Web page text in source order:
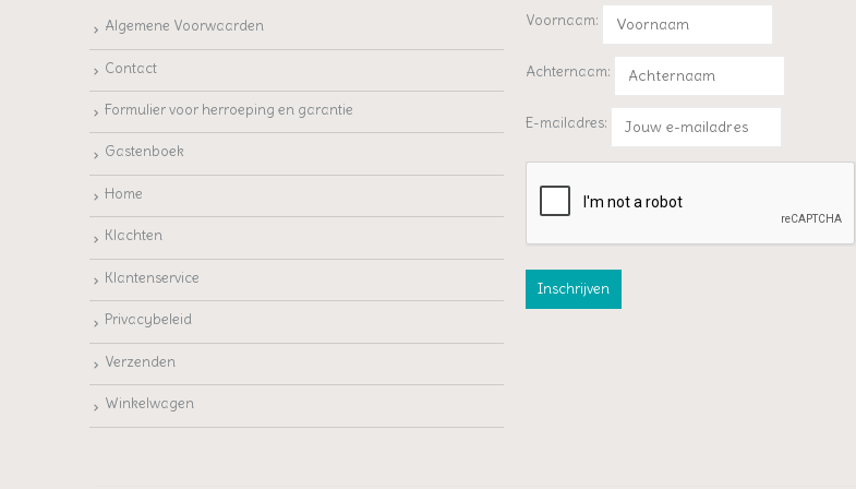
Algemene Voorwaarden
Contact
Formulier voor herroeping en garantie
Gastenboek
Home
Klachten
Klantenservice
Privacybeleid
Verzenden
Winkelwagen
Voornaam:
Achternaam:
E-mailadres: